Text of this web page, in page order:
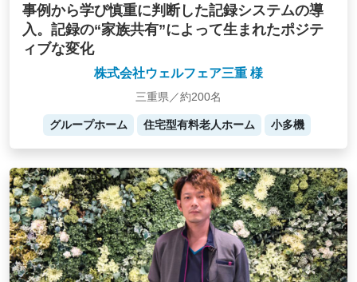
事例から学び慎重に判断した記録システムの導
入。記録の“家族共有”によって生まれたポジテ
ィブな変化
株式会社ウェルフェア三重 様
三重県／約200名
グループホーム 住宅型有料老人ホーム 小多機